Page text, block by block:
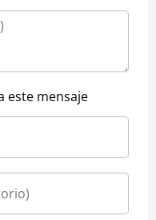
este mensaje